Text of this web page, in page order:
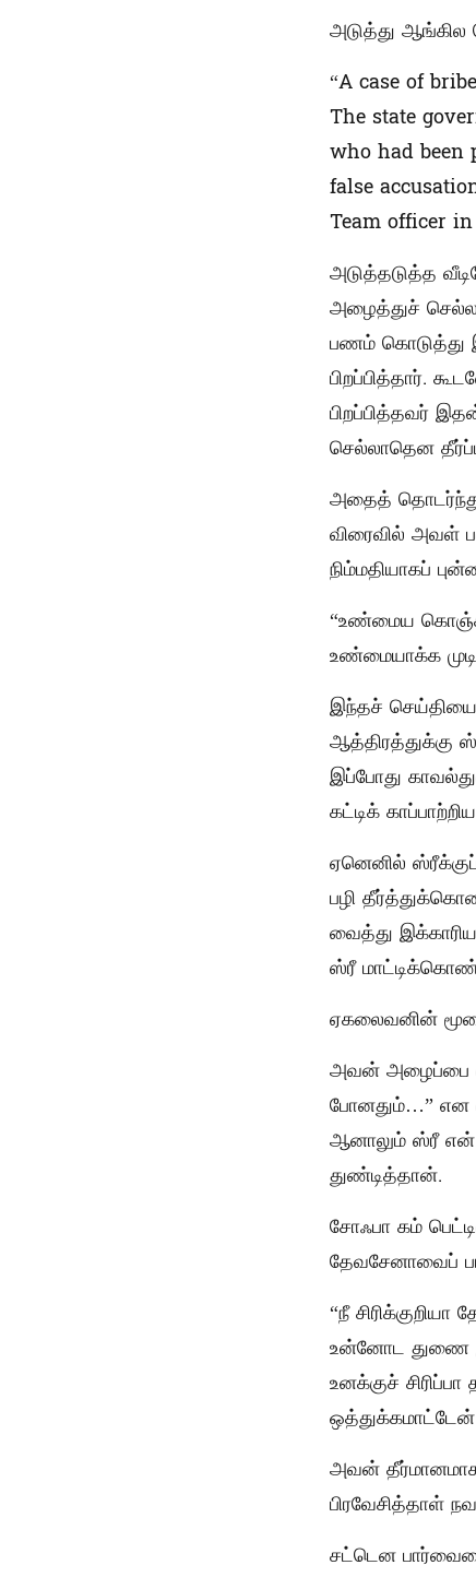
அடுத்து ஆங்கில
“A case of
The state
who had been
false
Team officer
அடுத்தடுத்த
அழைத்துச்
பணம் கொடுத்து
பிறப்பித்தார்.
பிறப்பித்தவர்
செல்லாதென
அதைத் தொடர்ந்து
விரைவில் அவள்
நிம்மதியாகப்
“உண்மைய
உண்மையாக்க
இந்தச்
ஆத்திரத்துக்கு
இப்போது
கட்டிக்
ஏனெனில்
பழி
வைத்து
ஸ்ரீ
ஏகலைவனின்
அவன் அழைப்பை
போனதும்…” என
ஆனாலும் ஸ்ரீ என்
துண்டித்தான்.
சோஃபா கம்
தேவசேனாவைப்
“நீ
உன்னோட துணை
உனக்குச்
அவன்
பிரவேசித்தாள்
சட்டென